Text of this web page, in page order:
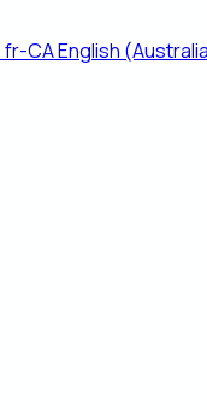
fr-CAEnglish